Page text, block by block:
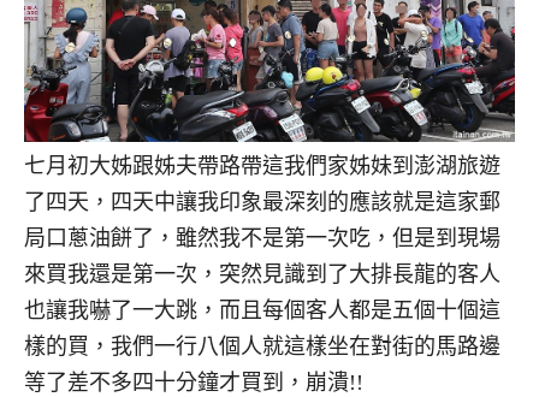
七月初大姊跟姊夫帶路帶這我們家姊妹到澎湖旅遊
了四天，四天中讓我印象最深刻的應該就是這家郵
局口蔥油餅了，雖然我不是第一次吃，但是到現場
來買我還是第一次，突然見識到了大排長龍的客人
也讓我嚇了一大跳，而且每個客人都是五個十個這
樣的買，我們一行八個人就這樣坐在對街的馬路邊
等了差不多四十分鐘才買到，崩潰!!